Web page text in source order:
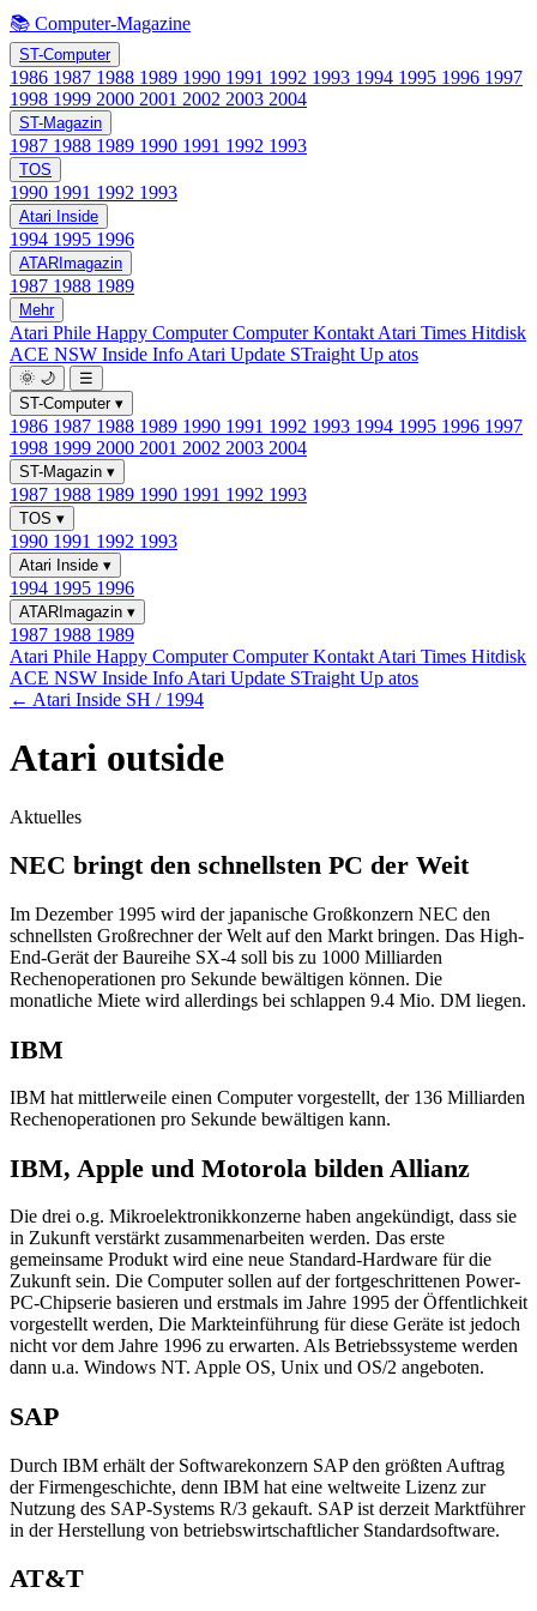
📚 Computer-Magazine
ST-Computer
1986 1987 1988 1989 1990 1991 1992 1993 1994 1995 1996 1997
1998 1999 2000 2001 2002 2003 2004
ST-Magazin
1987 1988 1989 1990 1991 1992 1993
TOS
1990 1991 1992 1993
Atari Inside
1994 1995 1996
ATARImagazin
1987 1988 1989
Mehr
Atari Phile Happy ComputerComputer Kontakt Atari Times Hitdisk
ACE NSW Inside Info Atari Update STraight Up atos
🌞 🌙
☰
ST-Computer ▾
1986 1987 1988 1989 1990 1991 1992 1993 1994 1995 1996 1997
1998 1999 2000 2001 2002 2003 2004
ST-Magazin ▾
1987 1988 1989 1990 1991 1992 1993
TOS ▾
1990 1991 1992 1993
Atari Inside ▾
1994 1995 1996
ATARImagazin ▾
1987 1988 1989
Atari Phile Happy ComputerComputer Kontakt Atari Times Hitdisk
ACE NSW Inside Info Atari Update STraight Up atos
← Atari Inside SH / 1994
Atari outside
Aktuelles
NEC bringt den schnellsten PC der Weit
Im Dezember 1995 wird der japanische Großkonzern NEC den
schnellsten Großrechner der Welt auf den Markt bringen. Das High-
End-Gerät der Baureihe SX-4 soll bis zu 1000 Milliarden
Rechenoperationen pro Sekunde bewältigen können. Die
monatliche Miete wird allerdings bei schlappen 9.4 Mio. DM liegen.
IBM
IBM hat mittlerweile einen Computer vorgestellt, der 136 Milliarden
Rechenoperationen pro Sekunde bewältigen kann.
IBM, Apple und Motorola bilden Allianz
Die drei o.g. Mikroelektronikkonzerne haben angekündigt, dass sie
in Zukunft verstärkt zusammenarbeiten werden. Das erste
gemeinsame Produkt wird eine neue Standard-Hardware für die
Zukunft sein. Die Computer sollen auf der fortgeschrittenen Power-
PC-Chipserie basieren und erstmals im Jahre 1995 der Öffentlichkeit
vorgestellt werden, Die Markteinführung für diese Geräte ist jedoch
nicht vor dem Jahre 1996 zu erwarten. Als Betriebssysteme werden
dann u.a. Windows NT. Apple OS, Unix und OS/2 angeboten.
SAP
Durch IBM erhält der Softwarekonzern SAP den größten Auftrag
der Firmengeschichte, denn IBM hat eine weltweite Lizenz zur
Nutzung des SAP-Systems R/3 gekauft. SAP ist derzeit Marktführer
in der Herstellung von betriebswirtschaftlicher Standardsoftware.
AT&T